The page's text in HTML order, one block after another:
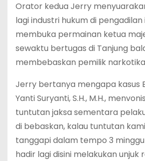
Orator kedua Jerry
lagi industri hukum di pengadilan
membuka permainan ketua
sewaktu bertugas di Tanjung
membebaskan pemilik
Jerry bertanya mengapa kasus
Yanti Suryanti, S.H., M.H.,
tuntutan jaksa sementara
di bebaskan, kalau tuntutan
tanggapi dalam tempo 3 minggu
hadir lagi disini melakukan unjuk